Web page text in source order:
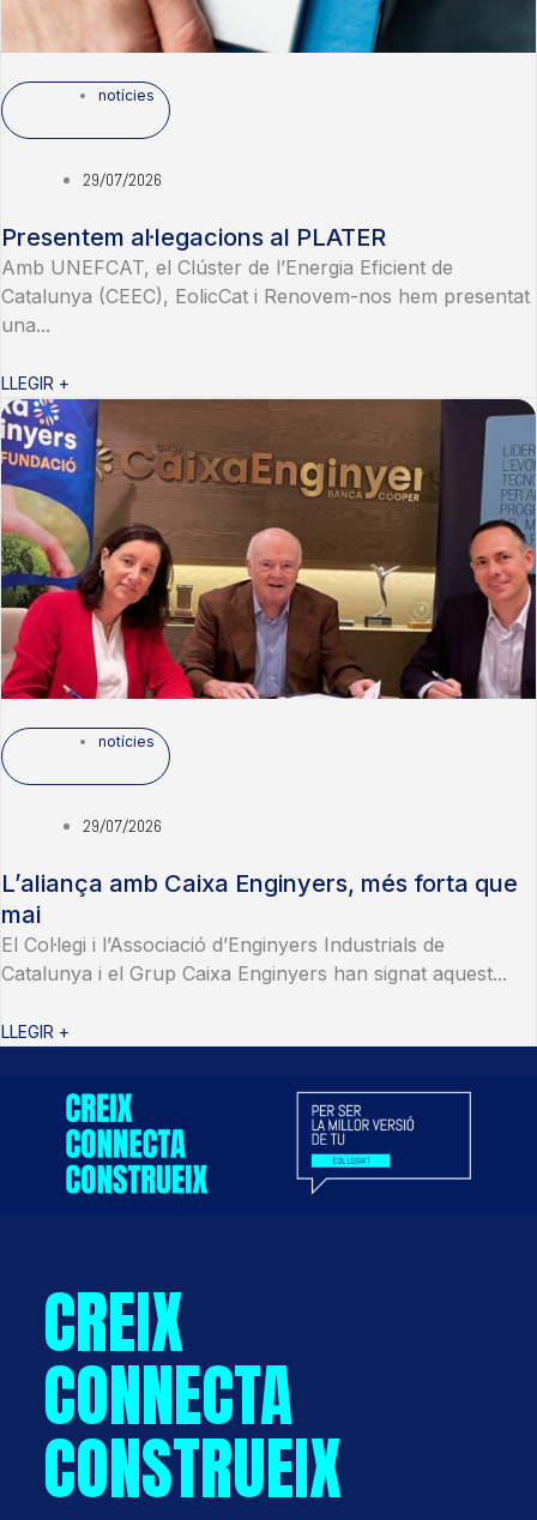
notícies
29/07/2026
Presentem al·legacions al PLATER
Amb UNEFCAT, el Clúster de l’Energia Eficient de
Catalunya (CEEC), EolicCat i Renovem-nos hem presentat
una...
LLEGIR +
notícies
29/07/2026
L’aliança amb Caixa Enginyers, més forta que
mai
El Col·legi i l’Associació d’Enginyers Industrials de
Catalunya i el Grup Caixa Enginyers han signat aquest...
LLEGIR +
CREIX
CONNECTA
CONSTRUEIX